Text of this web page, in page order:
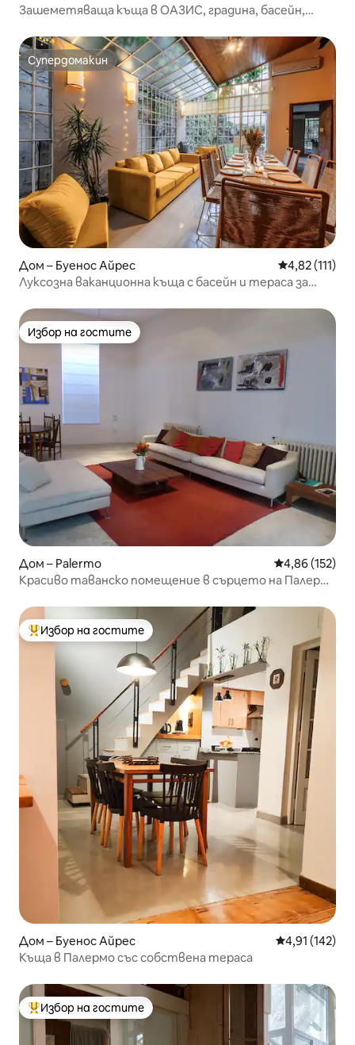
Зашеметяваща къща в ОАЗИС, градина, басейн,
Супердомакин
Супердомакин
Дом – Буенос Айрес Средна
4,82 (111)
Луксозна ваканционна къща с басейн и тераса за
Избор на гостите
Избор на гостите
Дом – Palermo Средна
4,86 (152)
Красиво таванско помещение в сърцето на Палермо
Най-популярен избор на гостите
Избор на гостите
Дом – Буенос Айрес Средна
4,91 (142)
Къща в Палермо със собствена тераса
Най-популярен избор на гостите
Избор на гостите